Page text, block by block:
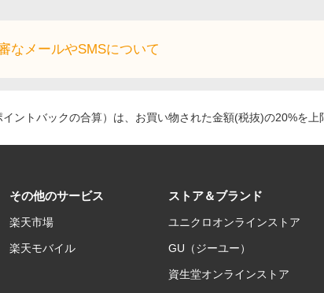
なメールやSMSについて
ントバックの合算）は、お買い物された金額(税抜)の20%を
その他のサービス
楽天市場
楽天モバイル
ストア＆ブランド
ユニクロオンラインストア
GU（ジーユー）
資生堂オンラインストア